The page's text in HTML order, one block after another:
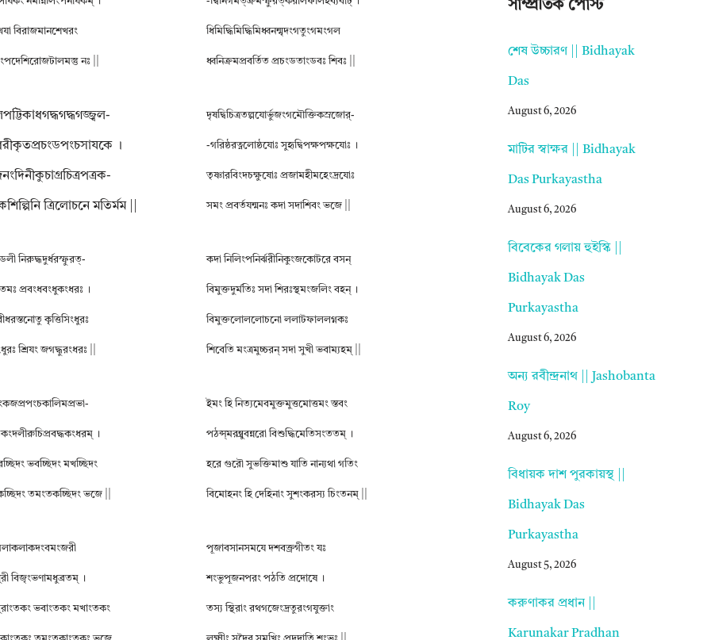
বিরাজমানশেখরং
নঃ ||
।
ত্রিলোচনে মতির্মম ||
নিরুদ্ধদুর্ধরস্ফুরত্-
প্রবংধবংধুকংধরঃ ।
কৃত্তিসিংধুরঃ
শ্রিযং জগদ্ধুরংধরঃ ||
।
ভবচ্ছিদং মখচ্ছিদং
তমংতকচ্ছিদং ভজে ||
বিজৃংভণামধুব্রতম্ ।
ভবাংতকং মখাংতকং
ধিমিদ্ধিমিদ্ধিমিধ্বনন্মৃদংগতুংগমংগল
ধ্বনিক্রমপ্রবর্তিত প্রচংডতাংডবঃ শিবঃ ||
দৃষদ্বিচিত্রতল্পযোর্ভুজংগমৌক্তিকস্রজোর্-
-গরিষ্ঠরত্নলোষ্ঠযোঃ সুহৃদ্বিপক্ষপক্ষযোঃ ।
তৃষ্ণারবিংদচক্ষুষোঃ প্রজামহীমহেংদ্রযোঃ
সমং প্রবর্তযন্মনঃ কদা সদাশিবং ভজে ||
কদা নিলিংপনির্ঝরীনিকুংজকোটরে বসন্
বিমুক্তদুর্মতিঃ সদা শিরঃস্থমংজলিং বহন্ ।
বিমুক্তলোললোচনো ললাটফাললগ্নকঃ
শিবেতি মংত্রমুচ্চরন্ সদা সুখী ভবাম্যহম্ ||
ইমং হি নিত্যমেবমুক্তমুত্তমোত্তমং স্তবং
পঠন্স্মরন্ব্রুবন্নরো বিশুদ্ধিমেতিসংততম্ ।
হরে গুরৌ সুভক্তিমাশু যাতি নান্যথা গতিং
বিমোহনং হি দেহিনাং সুশংকরস্য চিংতনম্ ||
পূজাবসানসমযে দশবক্ত্রগীতং যঃ
শংভুপূজনপরং পঠতি প্রদোষে ।
তস্য স্থিরাং রথগজেংদ্রতুরংগযুক্তাং
সাম্প্রতিক পোস্ট
শেষ উচ্চারণ || Bidhayak
Das
August 6, 2026
মাটির স্বাক্ষর || Bidhayak
Das Purkayastha
August 6, 2026
বিবেকের গলায় হুইস্কি ||
Bidhayak Das
Purkayastha
August 6, 2026
অন্য রবীন্দ্রনাথ || Jashobanta
Roy
August 6, 2026
বিধায়ক দাশ পুরকায়স্থ ||
Bidhayak Das
Purkayastha
August 5, 2026
করুণাকর প্রধান ||
Karunakar Pradhan